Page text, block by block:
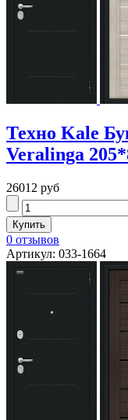
Техно Kale
Veralinga
26012 руб
0 отзывов
Артикул: 033-1664